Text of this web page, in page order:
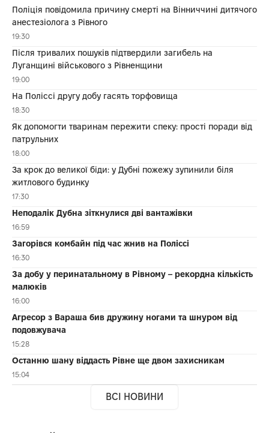
Поліція повідомила причину смерті на Вінниччині дитячого
анестезіолога з Рівного
19:30
Після тривалих пошуків підтвердили загибель на
Луганщині військового з Рівненщини
19:00
На Поліссі другу добу гасять торфовища
18:30
Як допомогти тваринам пережити спеку: прості поради від
патрульних
18:00
За крок до великої біди: у Дубні пожежу зупинили біля
житлового будинку
17:30
Неподалік Дубна зіткнулися дві вантажівки
16:59
Загорівся комбайн під час жнив на Поліссі
16:30
За добу у перинатальному в Рівному – рекордна кількість
малюків
16:00
Агресор з Вараша бив дружину ногами та шнуром від
подовжувача
15:28
Останню шану віддасть Рівне ще двом захисникам
15:04
ВСІ НОВИНИ